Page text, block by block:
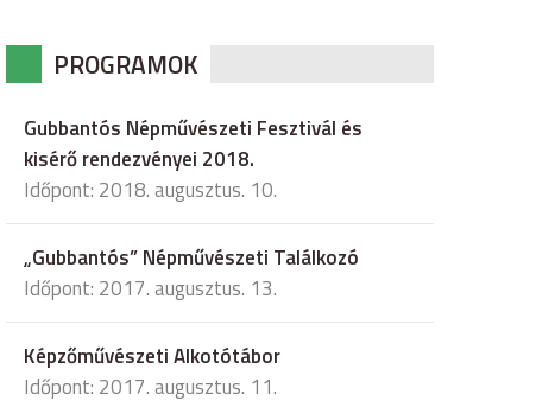
PROGRAMOK
Gubbantós Népművészeti Fesztivál és
kisérő rendezvényei 2018.
Időpont: 2018. augusztus. 10.
„Gubbantós” Népművészeti Találkozó
Időpont: 2017. augusztus. 13.
Képzőművészeti Alkotótábor
Időpont: 2017. augusztus. 11.